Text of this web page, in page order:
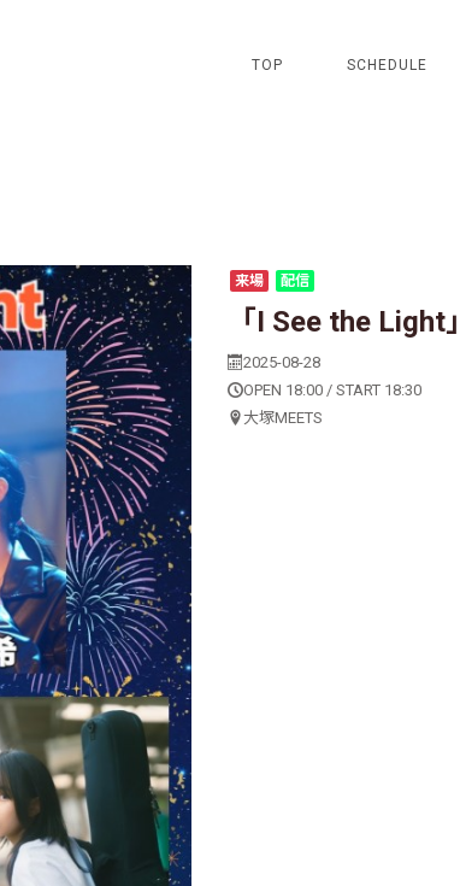
TOP SCHEDULE
来場 配信
「I See the Light」
2025-08-28
OPEN 18:00 / START 18:30
大塚MEETS